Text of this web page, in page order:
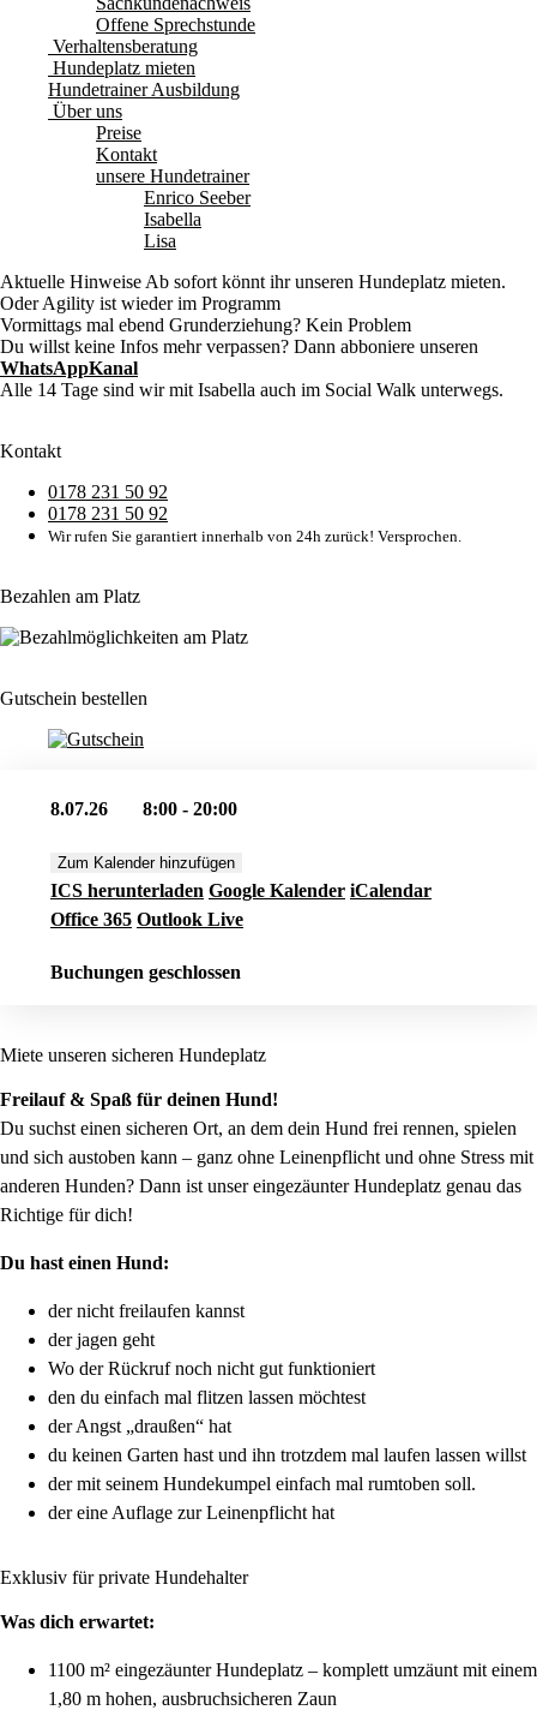
Offene Sprechstunde
Verhaltensberatung
Hundeplatz mieten
Hundetrainer Ausbildung
Über uns
Preise
Kontakt
unsere Hundetrainer
Enrico Seeber
Isabella
Lisa
Aktuelle Hinweise Ab sofort könnt ihr unseren Hundeplatz mieten.
Oder Agility ist wieder im Programm
Vormittags mal ebend Grunderziehung? Kein Problem
Du willst keine Infos mehr verpassen? Dann abboniere unseren
WhatsAppKanal
Alle 14 Tage sind wir mit Isabella auch im Social Walk unterwegs.
Kontakt
0178 231 50 92
0178 231 50 92
Wir rufen Sie garantiert innerhalb von 24h zurück! Versprochen.
Bezahlen am Platz
Gutschein bestellen
8.07.26 8:00 - 20:00
Zum Kalender hinzufügen
ICS herunterladen Google Kalender iCalendar
Office 365 Outlook Live
Buchungen geschlossen
Miete unseren sicheren Hundeplatz
Freilauf & Spaß für deinen Hund!
Du suchst einen sicheren Ort, an dem dein Hund frei rennen, spielen
und sich austoben kann – ganz ohne Leinenpflicht und ohne Stress mit
anderen Hunden? Dann ist unser eingezäunter Hundeplatz genau das
Richtige für dich!
Du hast einen Hund:
der nicht freilaufen kannst
der jagen geht
Wo der Rückruf noch nicht gut funktioniert
den du einfach mal flitzen lassen möchtest
der Angst „draußen“ hat
du keinen Garten hast und ihn trotzdem mal laufen lassen willst
der mit seinem Hundekumpel einfach mal rumtoben soll.
der eine Auflage zur Leinenpflicht hat
Exklusiv für private Hundehalter
Was dich erwartet:
1100 m² eingezäunter Hundeplatz – komplett umzäunt mit einem
1,80 m hohen, ausbruchsicheren Zaun